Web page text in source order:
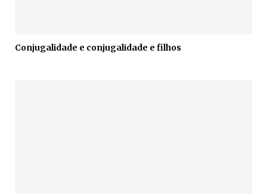
Conjugalidade e conjugalidade e filhos